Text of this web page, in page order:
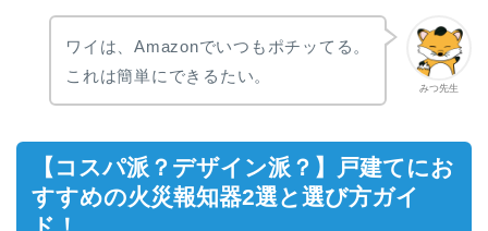
みつ先生
ワイは、Amazonでいつもポチッてる。
これは簡単にできるたい。
【コスパ派？デザイン派？】戸建てにお
すすめの火災報知器2選と選び方ガイ